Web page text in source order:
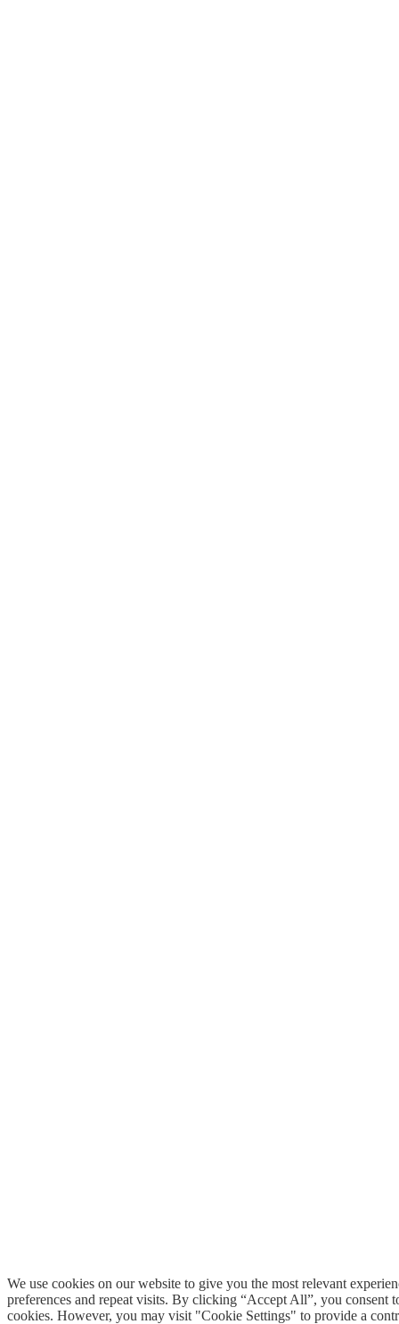
We use cookies on our website to give you the most relevant
preferences and repeat visits. By clicking “Accept All”, you consent
cookies. However, you may visit "Cookie Settings" to provide a